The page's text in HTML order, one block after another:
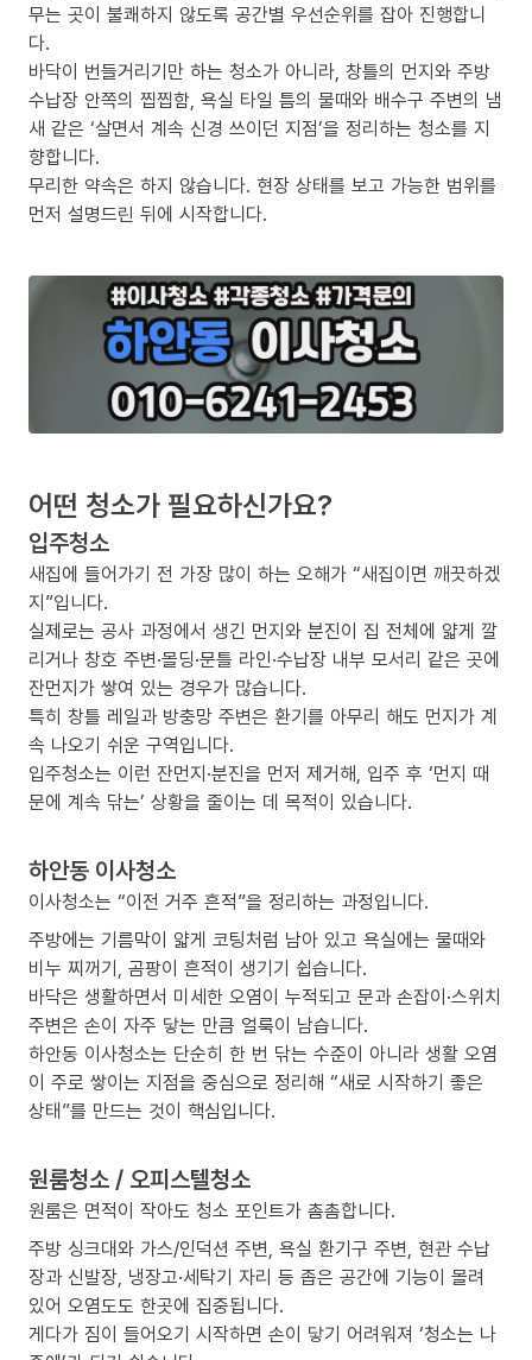
무는 곳이 불쾌하지 않도록 공간별 우선순위를 잡아 진행합니
다.
바닥이 번들거리기만 하는 청소가 아니라, 창틀의 먼지와 주방
수납장 안쪽의 찝찝함, 욕실 타일 틈의 물때와 배수구 주변의 냄
새 같은 ‘살면서 계속 신경 쓰이던 지점’을 정리하는 청소를 지
향합니다.
무리한 약속은 하지 않습니다. 현장 상태를 보고 가능한 범위를
먼저 설명드린 뒤에 시작합니다.
어떤 청소가 필요하신가요?
입주청소
새집에 들어가기 전 가장 많이 하는 오해가 “새집이면 깨끗하겠
지”입니다.
실제로는 공사 과정에서 생긴 먼지와 분진이 집 전체에 얇게 깔
리거나 창호 주변·몰딩·문틀 라인·수납장 내부 모서리 같은 곳에
잔먼지가 쌓여 있는 경우가 많습니다.
특히 창틀 레일과 방충망 주변은 환기를 아무리 해도 먼지가 계
속 나오기 쉬운 구역입니다.
입주청소는 이런 잔먼지·분진을 먼저 제거해, 입주 후 ‘먼지 때
문에 계속 닦는’ 상황을 줄이는 데 목적이 있습니다.
하안동 이사청소
이사청소는 “이전 거주 흔적”을 정리하는 과정입니다.
주방에는 기름막이 얇게 코팅처럼 남아 있고 욕실에는 물때와
비누 찌꺼기, 곰팡이 흔적이 생기기 쉽습니다.
바닥은 생활하면서 미세한 오염이 누적되고 문과 손잡이·스위치
주변은 손이 자주 닿는 만큼 얼룩이 남습니다.
하안동 이사청소는 단순히 한 번 닦는 수준이 아니라 생활 오염
이 주로 쌓이는 지점을 중심으로 정리해 “새로 시작하기 좋은
상태”를 만드는 것이 핵심입니다.
원룸청소 / 오피스텔청소
원룸은 면적이 작아도 청소 포인트가 촘촘합니다.
주방 싱크대와 가스/인덕션 주변, 욕실 환기구 주변, 현관 수납
장과 신발장, 냉장고·세탁기 자리 등 좁은 공간에 기능이 몰려
있어 오염도도 한곳에 집중됩니다.
게다가 짐이 들어오기 시작하면 손이 닿기 어려워져 ‘청소는 나